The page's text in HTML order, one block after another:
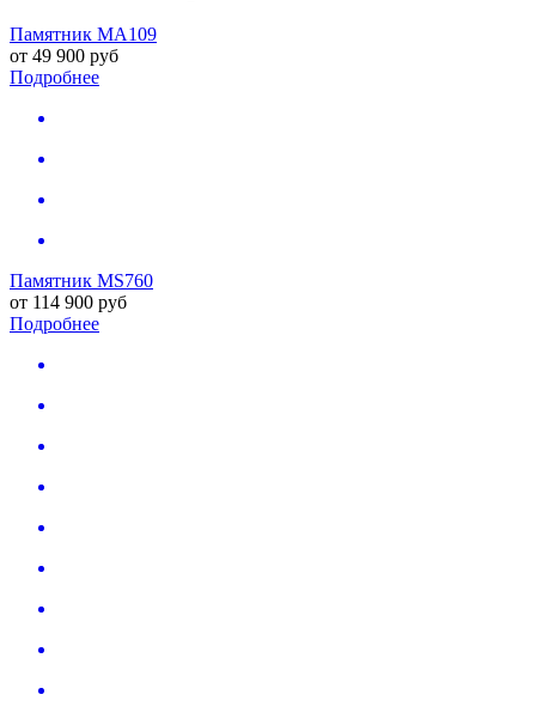
Памятник MA109
от 49 900 руб
Подробнее
Памятник MS760
от 114 900 руб
Подробнее